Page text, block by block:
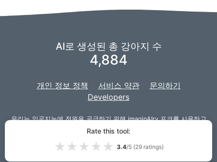
AI로 생성된 총 강아지 수
4,884
개인 정보 정책 서비스 약관
문의하기
Developers
우리는 인공지능에 전원을 공급하기 위해imaginAIry포크를 사용하고
그리고 우리 프로젝트는 웹 사이트를 위해
Rate this tool:
★ ★ ★ ★ ★ 3.4/5 (29ratings)